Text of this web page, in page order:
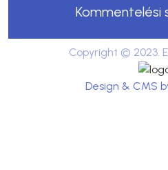
Kommentelési
Copyright © 2023.
Design & CMS